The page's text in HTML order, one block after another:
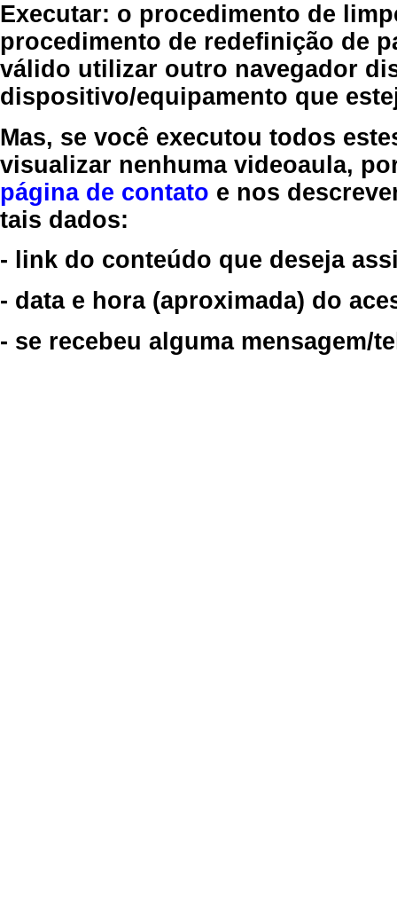
Executar: o procedimento de
procedimento de redefinição de
válido utilizar outro navegador
dispositivo/equipamento que
Mas, se você executou todos
visualizar nenhuma videoaula,
página de contato e nos
tais dados:
- link do conteúdo que deseja
- data e hora (aproximada) do
- se recebeu alguma mensagem/